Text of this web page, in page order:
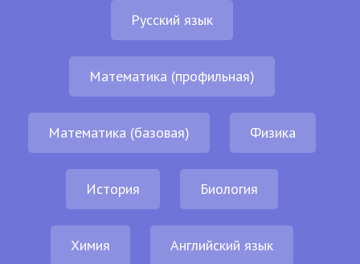
Русский язык
Математика (профильная)
Математика (базовая) Физика
История Биология
Химия Английский язык